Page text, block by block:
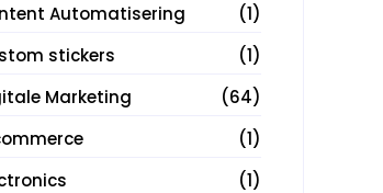
Automatisering
(1)
stickers
(1)
Marketing
(64)
(1)
(1)